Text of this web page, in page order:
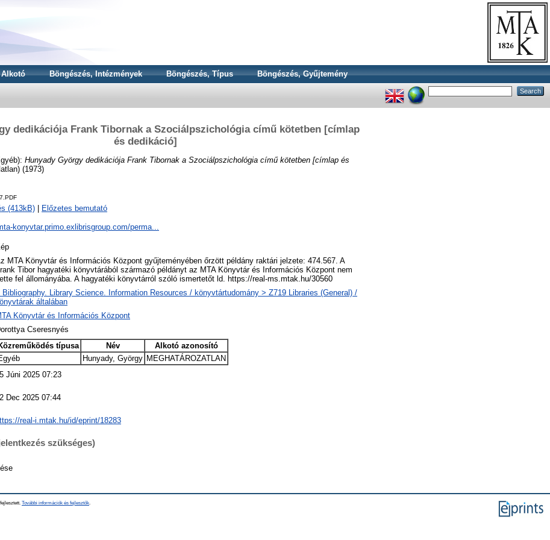
Alkotó Böngészés, Intézmények Böngészés, Típus Böngészés, Gyűjtemény
dedikációja Frank Tibornak a Szociálpszichológia című kötetben [címlap
és dedikáció]
Hunyady György dedikációja Frank Tibornak a Szociálpszichológia című kötetben [címlap és
(1973)
(413kB) Előzetes bemutató
konyvtar.primo.exlibrisgroup.com/perma...
MTA Könyvtár és Információs Központ gyűjteményében őrzött példány raktári jelzete: 474.567. A
Tibor hagyatéki könyvtárából származó példányt az MTA Könyvtár és Információs Központ nem
fel állományába. A hagyatéki könyvtárról szóló ismertetőt ld. https://real-ms.mtak.hu/30560
Bibliography. Library Science. Information Resources / könyvtártudomány > Z719 Libraries (General) /
általában
Könyvtár és Információs Központ
Cseresnyés
típusa Név
Alkotó azonosító
Hunyady, György MEGHATÁROZATLAN
Júni 2025 07:23
Dec 2025 07:44
real-i.mtak.hu/id/eprint/18283
szükséges)
További információk és fejlesztők